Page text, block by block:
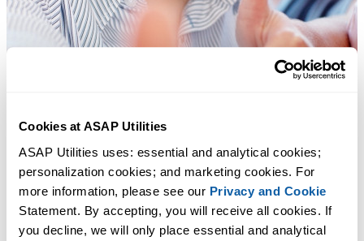
Cookies at ASAP Utilities
ASAP Utilities uses: essential and analytical cookies;
personalization cookies; and marketing cookies. For
more information, please see our Privacy and Cookie
Statement. By accepting, you will receive all cookies. If
you decline, we will only place essential and analytical